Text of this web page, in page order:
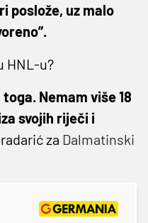
poslože, uz malo
HNL-u?
Nemam više 18
svojih riječi i
za Dalmatinski